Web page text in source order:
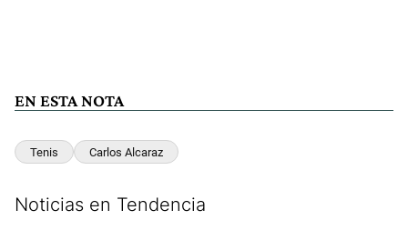
EN ESTA NOTA
Tenis Carlos Alcaraz
Noticias en Tendencia